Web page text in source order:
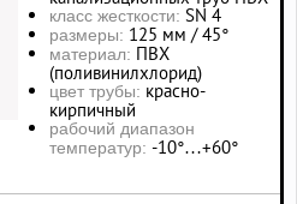
класс жесткости: SN 4
размеры: 125 мм / 45°
материал: ПВХ
(поливинилхлорид)
цвет трубы: красно-
кирпичный
рабочий диапазон
температур: -10°…+60°